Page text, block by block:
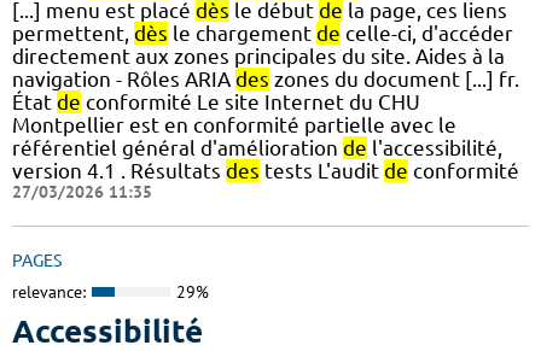
[...] menu est placé dès le début de la page, ces liens
permettent, dès le chargement de celle-ci, d'accéder
directement aux zones principales du site. Aides à la
navigation - Rôles ARIA des zones du document [...] fr.
État de conformité Le site Internet du CHU
Montpellier est en conformité partielle avec le
référentiel général d'amélioration de l'accessibilité,
version 4.1 . Résultats des tests L'audit de conformité
27/03/2026 11:35
PAGES
relevance: 29%
Accessibilité